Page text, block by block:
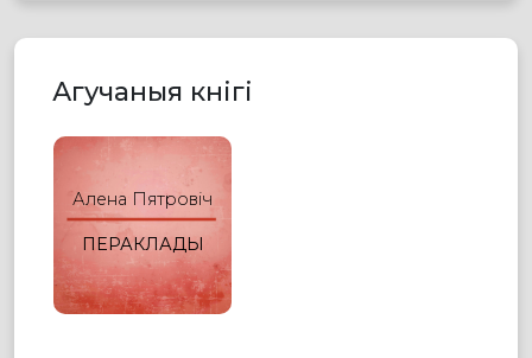
Агучаныя кнігі
Алена Пятровіч
ПЕРАКЛАДЫ